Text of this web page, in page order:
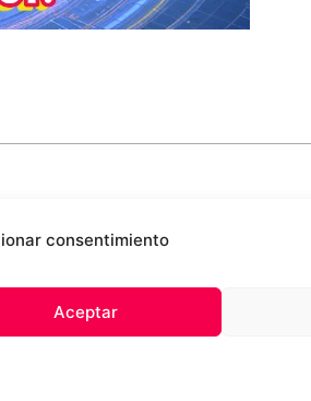
consentimiento
Aceptar
Condiciones Aviso Sobre el Uso de IA